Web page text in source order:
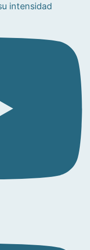
intensidad